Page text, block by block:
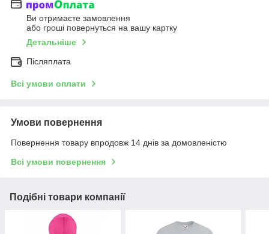
Ви отримаєте замовлення
або гроші повернуться на вашу картку
Детальніше
Післяплата
Всі умови оплати
Умови повернення
Повернення товару впродовж 14 днів за домовленістю
Всі умови повернення
Подібні товари компанії